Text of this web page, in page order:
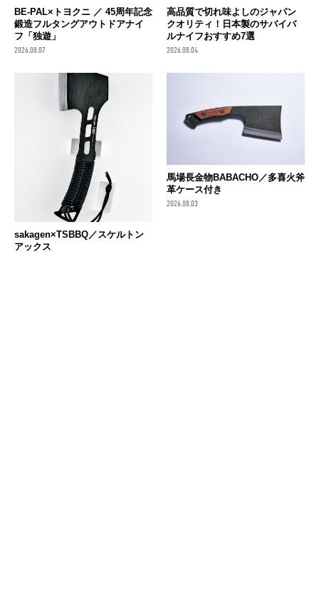
BE-PAL×トヨクニ ／ 45周年記念
鍛造フルタングアウトドアナイ
フ「独遊」
2026.08.07
高品質で切れ味よしのジャパン
クオリティ！日本製のサバイバ
ルナイフおすすめ7選
2026.08.04
sakagen×TSBBQ／スケルトン
アックス
馬場長金物BABACHO／多喜火斧
革ケース付き
2026.08.03